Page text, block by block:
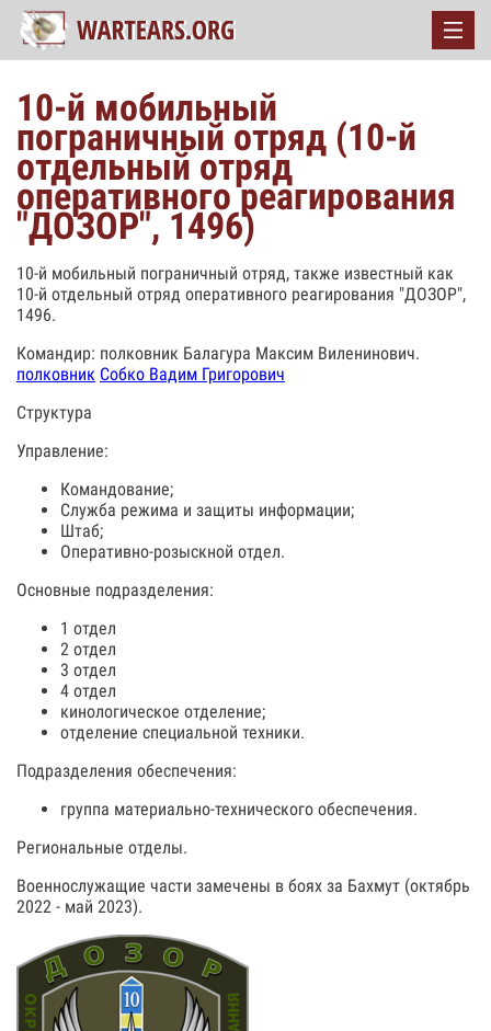
10-й мобильный
пограничный отряд (10-й
отдельный отряд
оперативного реагирования
"ДОЗОР", 1496)
10-й мобильный пограничный отряд, также известный как
10-й отдельный отряд оперативного реагирования "ДОЗОР",
1496.
Командир: полковник Балагура Максим Виленинович.
полковник Собко Вадим Григорович
Структура
Управление:
Командование;
Служба режима и защиты информации;
Штаб;
Оперативно-розыскной отдел.
Основные подразделения:
1 отдел
2 отдел
3 отдел
4 отдел
кинологическое отделение;
отделение специальной техники.
Подразделения обеспечения:
группа материально-технического обеспечения.
Региональные отделы.
Военнослужащие части замечены в боях за Бахмут (октябрь
2022 - май 2023).